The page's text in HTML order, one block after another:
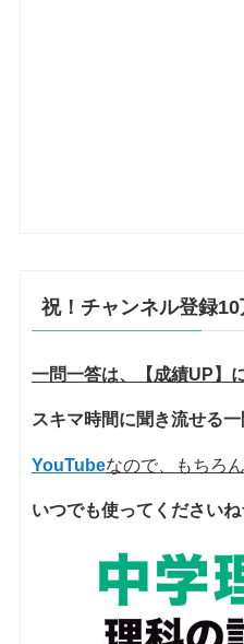
祝！チャンネル登録10
一問一答は、【成績UP】
スキマ時間に聞き流せる
YouTubeなので、もちろん
いつでも使ってください